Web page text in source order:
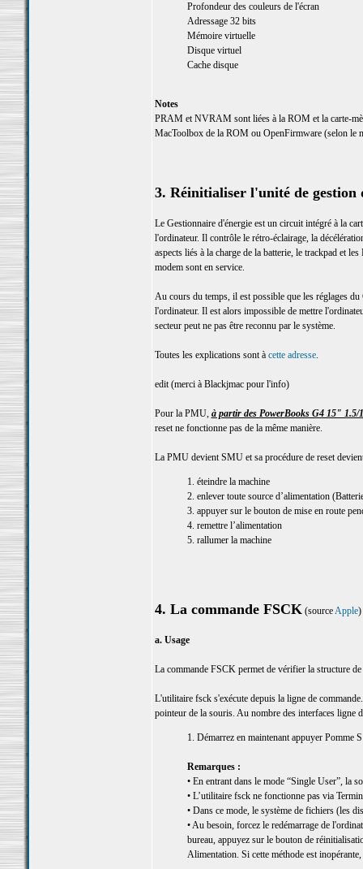
Profondeur des couleurs de l'écran
Adressage 32 bits
Mémoire virtuelle
Disque virtuel
Cache disque
Notes
PRAM et NVRAM sont liées à la ROM et la carte-
MacToolbox de la ROM ou OpenFirmware (selon le
3. Réinitialiser l'unité de gestion
Le Gestionnaire d'énergie est un circuit intégré à la
l'ordinateur. Il contrôle le rétro-éclairage, la
aspects liés à la charge de la batterie, le trackpad et
modem sont en service.
Au cours du temps, il est possible que les réglages
l'ordinateur. Il est alors impossible de mettre
secteur peut ne pas être reconnu par le système.
Toutes les explications sont à cette adresse.
edit (merci à Blackjmac pour l'info)
Pour la PMU, à partir des PowerBooks G4 15"
reset ne fonctionne pas de la même manière.
La PMU devient SMU et sa procédure de reset
1. éteindre la machine
2. enlever toute source d’alimentation
3. appuyer sur le bouton de mise en route
4. remettre l’alimentation
5. rallumer la machine
4. La commande FSCK(sourceApple)
a. Usage
La commande FSCK permet de vérifier la structure
L'utilitaire fsck s'exécute depuis la ligne de
pointeur de la souris. Au nombre des interfaces ligne
1. Démarrez en maintenant appuyer Pomme
Remarques :
• En entrant dans le mode “Single User”, la
• L’utilitaire fsck ne fonctionne pas via
• Dans ce mode, le système de fichiers (les
• Au besoin, forcez le redémarrage de
bureau, appuyez sur le bouton de
Alimentation. Si cette méthode est